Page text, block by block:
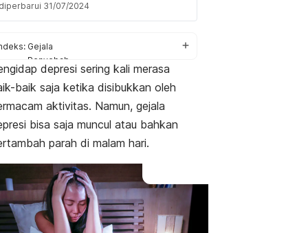
31/07/2024
Gejala
Penyebab
Faktor risiko
Cara mengatasi
depresi sering kali merasa
baik saja ketika disibukkan oleh
aktivitas. Namun, gejala
bisa saja muncul atau bahkan
parah di malam hari.